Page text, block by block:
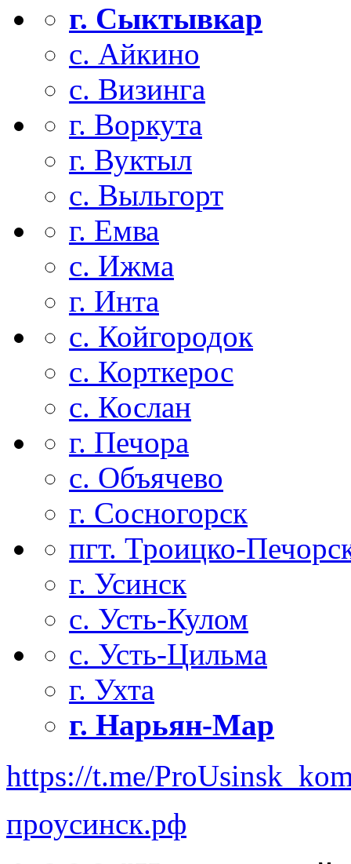
г. Сыктывкар
с. Айкино
с. Визинга
г. Воркута
г. Вуктыл
с. Выльгорт
г. Емва
с. Ижма
г. Инта
с. Койгородок
с. Корткерос
с. Кослан
г. Печора
с. Объячево
г. Сосногорск
пгт. Троицко-
г. Усинск
с. Усть-Кулом
с. Усть-Цильма
г. Ухта
г. Нарьян-Мар
https://t.me/
проусинск.рф